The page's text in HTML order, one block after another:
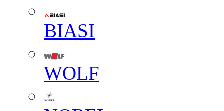
BIASI
WOLF